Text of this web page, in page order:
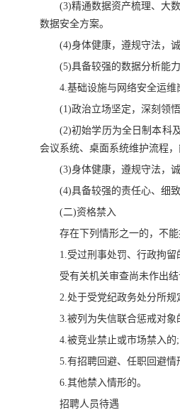
(3)精通数据资产梳理、大
数据安全方案。
(4)身体健康，遵规守法，
(5)具备较强的数据分析能
4.基础设施与网络安全运维
(1)政治立场坚定，深刻领
(2)初始学历为全日制本科
会议系统、桌面系统维护流程
(3)身体健康，遵规守法，
(4)具备较强的责任心、细
(二)资格禁入
存在下列情形之一的，不
1.受过刑事处罚、行政拘
受有关机关审查尚未作出
2.处于受党纪政务处分所规
3.被列为失信联合惩戒对象
4.被竞业禁止或市场禁入的;
5.有招聘回避、任职回避情
6.其他禁入情形的。
招聘人员待遇